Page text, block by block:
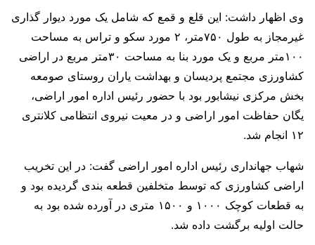
وی اظهار داشت: این قلع و قمع که شامل یک مورد دیوار گذاری
غیرمجاز به طول ۷۵۰متر، ۲ مورد سکو و تراس به مساحت
۱۰۰متر مربع و یک مورد بنا به مساحت ۳۰متر مربع در اراضی
کشاورزی مجتمع پردیسان و بهداشت یاران روستای صومعه
بخش مرکزی نیشابور بود با حضور رئیس اداره امور اراضی،
یگان حفاظت امور اراضی و در معیت نیروی انتظامی کلانتری
۱۲ انجام شد.
شهاب جهانداری رئیس اداره امور اراضی گفت: در این تخریب
اراضی کشاورزی که توسط متخلفین قطعه بندی گردیده بود و
به قطعات کوچک ۱۰۰۰ و ۱۵۰۰ متری در آورده شده بود به
حالت اولیه برگشت داده شد.